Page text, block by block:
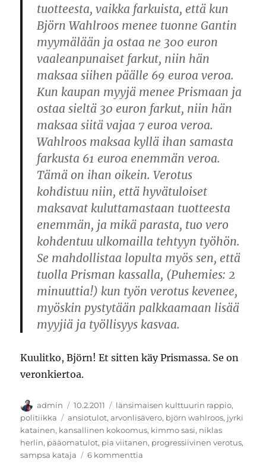
tuotteesta, vaikka farkuista, että kun
Björn Wahlroos menee tuonne Gantin
myymälään ja ostaa ne 300 euron
vaaleanpunaiset farkut, niin hän
maksaa siihen päälle 69 euroa veroa.
Kun kaupan myyjä menee Prismaan ja
ostaa sieltä 30 euron farkut, niin hän
maksaa siitä vajaa 7 euroa veroa.
Wahlroos maksaa kyllä ihan samasta
farkusta 61 euroa enemmän veroa.
Tämä on ihan oikein. Verotus
kohdistuu niin, että hyvätuloiset
maksavat kuluttamastaan tuotteesta
enemmän, ja mikä parasta, tuo vero
kohdentuu ulkomailla tehtyyn työhön.
Se mahdollistaa lopulta myös sen, että
tuolla Prisman kassalla, (Puhemies: 2
minuuttia!) kun työn verotus kevenee,
myöskin pystytään palkkaamaan lisää
myyjiä ja työllisyys kasvaa.
Kuulitko, Björn! Et sitten käy Prismassa. Se on
veronkiertoa.
Kirjoittaja
admin Julkaistu
10.2.2011 Kategoriat
länsimaisen kulttuurin rappio,
politiikka
Avainsanat
ansiotulot,arvonlisävero, björn wahlroos, jyrki
katainen, kansallinen kokoomus, kimmo sasi, niklas
herlin, pääomatulot, pia viitanen, progressiivinen verotus,
sampsa kataja
6 kommenttia